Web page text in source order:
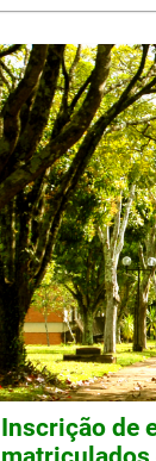
Inscrição de